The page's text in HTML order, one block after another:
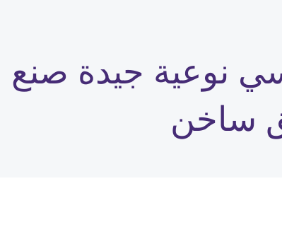
نوعية جيدة صنع
ساخن